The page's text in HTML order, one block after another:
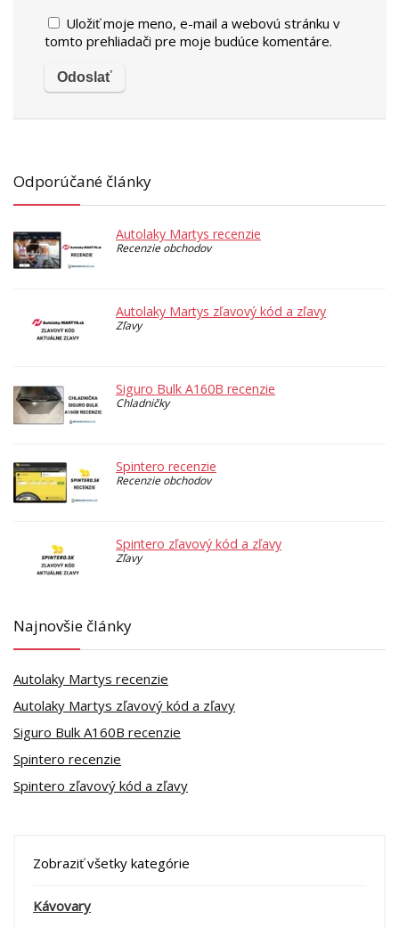
Uložiť moje meno, e-mail a webovú stránku v
tomto prehliadači pre moje budúce komentáre.
Odporúčané články
Autolaky Martys recenzie
Recenzie obchodov
Autolaky Martys zľavový kód a zľavy
Zľavy
Siguro Bulk A160B recenzie
Chladničky
Spintero recenzie
Recenzie obchodov
Spintero zľavový kód a zľavy
Zľavy
Najnovšie články
Autolaky Martys recenzie
Autolaky Martys zľavový kód a zľavy
Siguro Bulk A160B recenzie
Spintero recenzie
Spintero zľavový kód a zľavy
Zobraziť všetky kategórie
Kávovary